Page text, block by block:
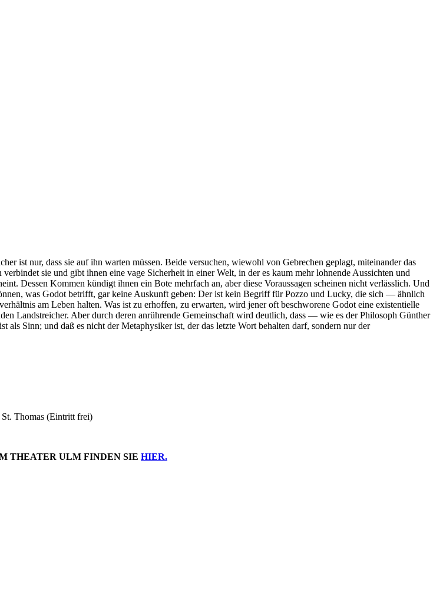
ist nur, dass sie auf ihn warten müssen. Beide versuchen, wiewohl von Gebrechen geplagt, miteinander das
sie und gibt ihnen eine vage Sicherheit in einer Welt, in der es kaum mehr lohnende Aussichten und
Dessen Kommen kündigt ihnen ein Bote mehrfach an, aber diese Voraussagen scheinen nicht verlässlich. Und
was Godot betrifft, gar keine Auskunft geben: Der ist kein Begriff für Pozzo und Lucky, die sich — ähnlich
am Leben halten. Was ist zu erhoffen, zu erwarten, wird jener oft beschworene Godot eine existentielle
Landstreicher. Aber durch deren anrührende Gemeinschaft wird deutlich, dass — wie es der Philosoph Günther
Sinn; und daß es nicht der Metaphysiker ist, der das letzte Wort behalten darf, sondern nur der
Thomas (Eintritt frei)
THEATER ULM FINDEN SIE HIER.